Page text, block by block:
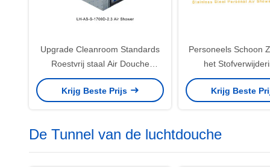
Upgrade Cleanroom Standards
Roestvrij staal Air Douche
Automatisch / Handmatig
Krijg Beste Prijs
Personeels Schoon
het
Luchtdouches
Zaal
Krijg Beste
De Tunnel van de luchtdouche